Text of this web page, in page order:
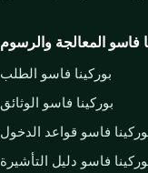
فاسو المعالجة والرسوم
بوركينا فاسو الطلب
بوركينا فاسو الوثائق
فاسو قواعد الدخول
فاسو دليل التأشيرة